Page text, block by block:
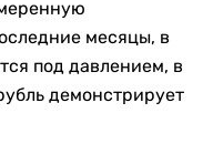
месяцы, в
под давлением, в
демонстрирует